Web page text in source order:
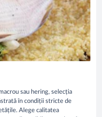
sau hering, selecția
în condiții stricte de
Alege calitatea